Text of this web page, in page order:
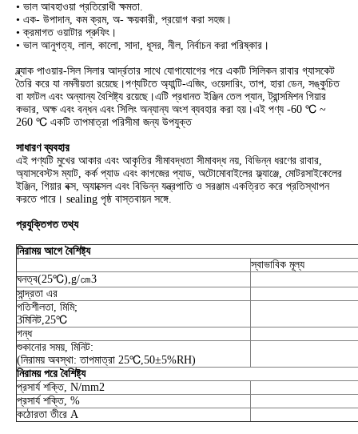
• ভাল আবহাওয়া প্রতিরোধী ক্ষমতা.
• এক- উপাদান, কম ক্রম, অ- ক্ষয়কারী, প্রয়োগ করা সহজ।
• ক্রমাগত ওয়াটার প্রুফিং।
• ভাল আনুগত্য, লাল, কালো, সাদা, ধূসর, নীল, নির্বাচন করা পরিষ্কার।
ব্ল্যাক পাওয়ার-সিল সিলার আর্দ্রতার সাথে যোগাযোগের পরে একটি সিলিকন রাবার গ্যাসকেট
তৈরি করে যা নমনীয়তা রয়েছে।পণ্যটিতে অ্যান্টি-এজিং, ওয়েদারিং, তাপ, হারা ডেন, সঙ্কুচিত
বা ফাটল এবং অন্যান্য বৈশিষ্ট্য রয়েছে।এটি প্রধানত ইঞ্জিন তেল প্যান, ট্রান্সমিশন গিয়ার
কভার, অক্ষ এবং বন্ধন এবং সিলিং অন্যান্য অংশ ব্যবহার করা হয়।এই পণ্য -60 ℃ ~
260 ℃ একটি তাপমাত্রা পরিসীমা জন্য উপযুক্ত
সাধারণ ব্যবহার
এই পণ্যটি মুখের আকার এবং আকৃতির সীমাবদ্ধতা সীমাবদ্ধ নয়, বিভিন্ন ধরণের রাবার,
অ্যাসবেস্টস ম্যাট, কর্ক প্যাড এবং কাগজের প্যাড, অটোমোবাইলের ফ্ল্যাঞ্জে, মোটরসাইকেলের
ইঞ্জিন, গিয়ার বক্স, অ্যাক্সেল এবং বিভিন্ন যন্ত্রপাতি ও সরঞ্জাম একত্রিত করে প্রতিস্থাপন
করতে পারে। sealing পৃষ্ঠ বাস্তবায়ন সঙ্গে.
প্রযুক্তিগত তথ্য
নিরাময় আগে বৈশিষ্ট্য
স্বাভাবিক মূল্য
ঘনত্ব(25℃),g/㎝3
সান্দ্রতা এর
গতিশীলতা, মিমি;
3মিনিট,25℃
গন্ধ
শুকানোর সময়, মিনিট:
(নিরাময় অবস্থা: তাপমাত্রা 25℃,50±5%RH)
নিরাময় পরে বৈশিষ্ট্য
প্রসার্য শক্তি, N/mm2
প্রসার্য শক্তি, %
কঠোরতা তীরে A